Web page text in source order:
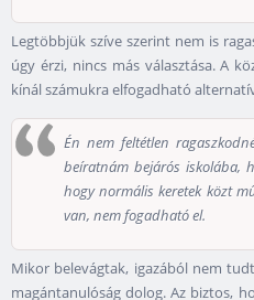
Legtöbbjük szíve szerint nem is
úgy érzi, nincs más választása. A
kínál számukra elfogadható
Én nem feltétlen
beíratnám bejárós iskolába,
hogy normális keretek közt
van, nem fogadható el.
Mikor belevágtak, igazából nem
magántanulóság dolog. Az biztos,